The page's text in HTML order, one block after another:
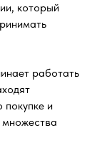
который
работать
и